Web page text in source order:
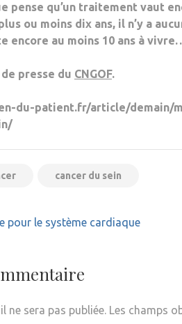
pense qu’un traitement vaut
ou moins dix ans, il n’y a
encore au moins 10 ans à
presse du CNGOF.
du-patient.fr/article/demain/
cancer du sein
pour le système cardiaque
ne sera pas publiée. Les champs